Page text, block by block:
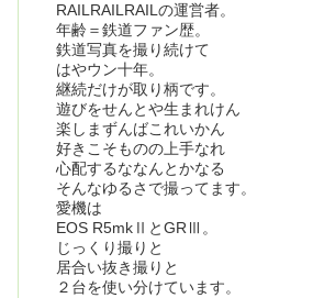
RAILRAILRAILの運営者。
年齢＝鉄道ファン歴。
鉄道写真を撮り続けて
はやウン十年。
継続だけが取り柄です。
遊びをせんとや生まれけん
楽しまずんばこれいかん
好きこそものの上手なれ
心配するななんとかなる
そんなゆるさで撮ってます。
愛機は
EOS R5mkⅡとGRⅢ。
じっくり撮りと
居合い抜き撮りと
２台を使い分けています。